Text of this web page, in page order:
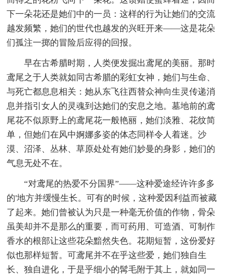
下一朵花还是她们中的一员：这样的行为让她们的交流
越发频繁，她们的世代也越发的兴旺开来——这是花朵
们孤注一掷的冒险后应得的回报。
早在古希腊时期，人类便发掘出鸢尾的美丽。那时
鸢尾之于人类就如同古希腊的彩虹女神，她们与生命、
与死亡都息息相关：她从东飞往西替众神向生灵传递消
息并指引女人的灵魂到达她们的安息之地。墓地前的鸢
尾花不似原野上的鸢尾花一般艳丽，她们淡雅、花纹简
单，但她们在风中婀娜多姿的体态同样令人着迷。沙
漠、沼泽、丛林、草原处处有她们妙曼的身影，她们的
气息无处不在。
“对鸢尾的热爱不分国界”——这种爱途经许许多多
的'地方并缓慢生长。可有的时候，这种爱因利益而被藏
了起来。她们曾被认为只是一种毫无价值的作物，骨朵
虽美却并不是那么的重要，而可药用、可造酒、可制作
香水的根部让这些花朵黯然失色。花期短暂，这份爱好
似也那样短暂。可鸢尾并不在乎这些爱，她们独自生
长、独自进化，于是乎细小的髯毛附于其上，就如同一